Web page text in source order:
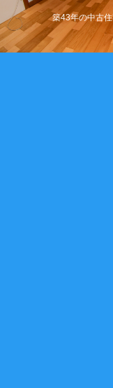
築43年の中古